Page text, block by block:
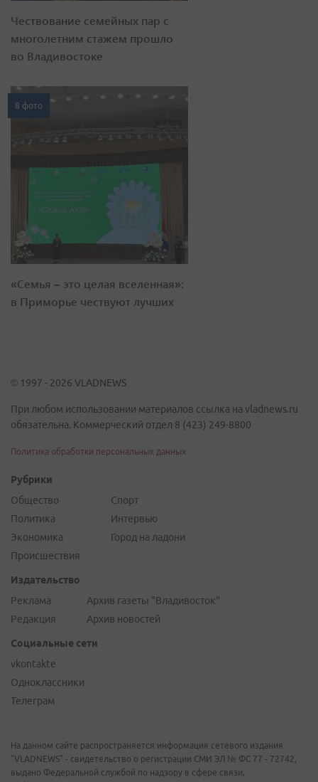
Чествование семейных пар с
многолетним стажем прошло
во Владивостоке
8 фото
«Семья – это целая вселенная»:
в Приморье чествуют лучших
© 1997 - 2026 VLADNEWS
При любом использовании материалов ссылка на vladnews.ru
обязательна. Коммерческий отдел 8 (423) 249-8800
Политика обработки персональных данных
Рубрики
Общество
Политика
Экономика
Происшествия
Спорт
Интервью
Город на ладони
Издательство
Реклама
Редакция
Архив газеты "Владивосток"
Архив новостей
Социальные сети
vkontakte
Одноклассники
Телеграм
На данном сайте распространяется информация сетевого издания
"VLADNEWS" - свидетельство о регистрации СМИ ЭЛ № ФС 77 - 72742,
выдано Федеральной службой по надзору в сфере связи,